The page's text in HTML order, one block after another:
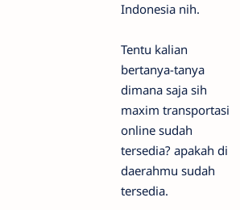
Indonesia nih.
Tentu kalian
bertanya-tanya
dimana saja sih
maxim transportasi
online sudah
tersedia? apakah di
daerahmu sudah
tersedia.